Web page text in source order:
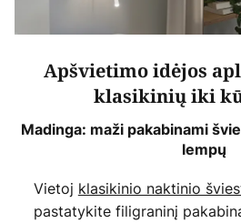
Apšvietimo idėjos
klasikinių iki
Madinga: maži pakabinami
lempų
Vietoj klasikinio naktinio
pastatykite filigraninį